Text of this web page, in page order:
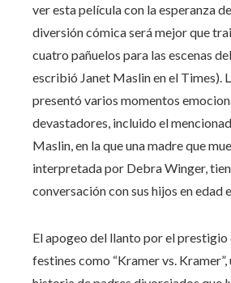
ver esta película con la esperanza
diversión cómica será mejor que
cuatro pañuelos para las escenas
escribió Janet Maslin en el Times).
presentó varios momentos
devastadores, incluido el
Maslin, en la que una madre que
interpretada por Debra Winger,
conversación con sus hijos en edad
El apogeo del llanto por el prestigio
festines como “Kramer vs.